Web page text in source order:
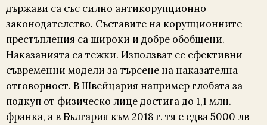
държави са със силно антикорупционно
законодателство. Съставите на корупционните
престъпления са широки и добре обобщени.
Наказанията са тежки. Използват се ефективни
съвременни модели за търсене на наказателна
отговорност. В Швейцария например глобата за
подкуп от физическо лице достига до 1,1 млн.
франка, а в България към 2018 г. тя е едва 5000 лв –